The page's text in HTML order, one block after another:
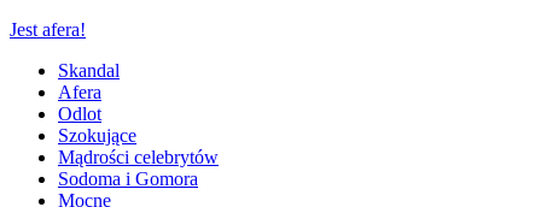
Jest afera!
Skandal
Afera
Odlot
Szokujące
Mądrości celebrytów
Sodoma i Gomora
Mocne